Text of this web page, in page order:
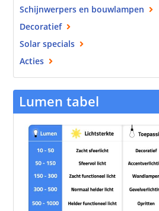
Schijnwerpers en bouwlampen
Decoratief
Solar specials
Acties
Lumen tabel